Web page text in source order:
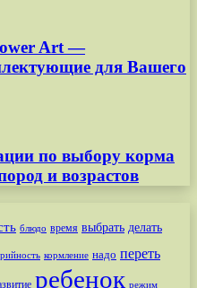
Art —
для Вашего
по выбору корма
и возрастов
блюдо время выбрать делать
кормление надо переть
ребенок режим